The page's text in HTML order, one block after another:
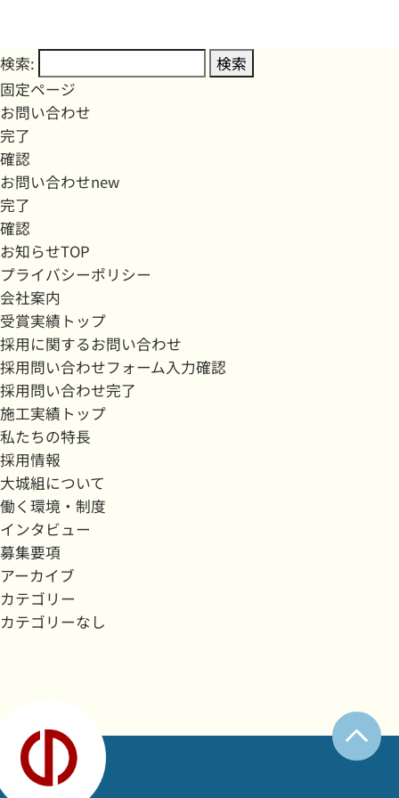
検索:
固定ページ
お問い合わせ
完了
確認
お問い合わせnew
完了
確認
お知らせTOP
プライバシーポリシー
会社案内
受賞実績トップ
採用に関するお問い合わせ
採用問い合わせフォーム入力確認
採用問い合わせ完了
施工実績トップ
私たちの特長
採用情報
大城組について
働く環境・制度
インタビュー
募集要項
アーカイブ
カテゴリー
カテゴリーなし